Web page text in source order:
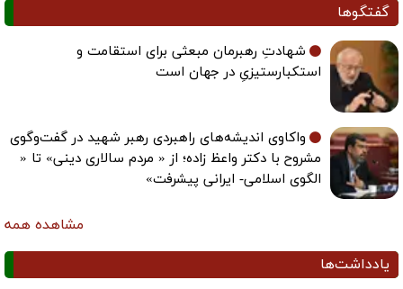
گفتگوها
شهادتِ رهبرمان مبعثی برای استقامت و
استکبارستیزیِ در جهان است
واکاوی اندیشه‌های راهبردی رهبر شهید در گفت‌وگوی
مشروح با دکتر واعظ زاده؛ از « مردم سالاری دینی» تا «
الگوی اسلامی- ایرانی پیشرفت»
مشاهده همه
یادداشت‌ها